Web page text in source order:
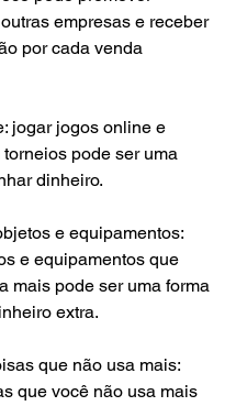
empresas e receber
por cada venda
jogar jogos online e
pode ser uma
dinheiro.
e equipamentos:
e equipamentos que
mais pode ser uma forma
extra.
que não usa mais:
que você não usa mais